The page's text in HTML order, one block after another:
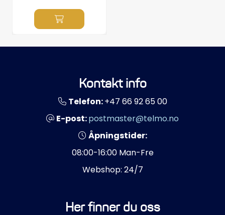
Kontakt info
Telefon:+47 66 92 65 00
E-post:postmaster@telmo.no
Åpningstider:
08:00-16:00 Man-Fre
Webshop: 24/7
Her finner du oss